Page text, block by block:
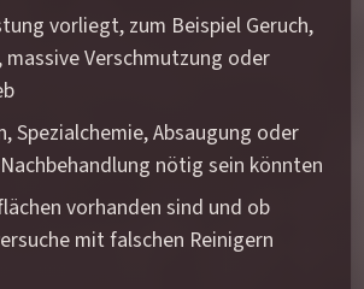
vorliegt, zum Beispiel Geruch,
Verschmutzung oder
Spezialchemie, Absaugung oder
nötig sein könnten
vorhanden sind und ob
mit falschen Reinigern